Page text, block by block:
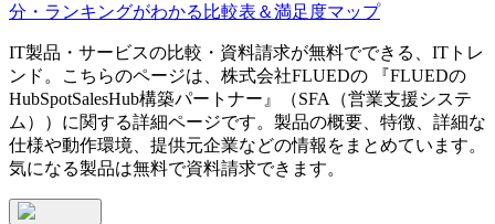
分・ランキングがわかる比較表＆満足度マップ
IT製品・サービスの比較・資料請求が無料でできる、ITトレ
ンド。こちらのページは、 株式会社FLUEDの 『FLUEDの
HubSpotSalesHub構築パートナー 』（SFA（営業支援システ
ム）
）に関する詳細ページです。製品の概要、特徴、詳細な
仕様や動作環境、提供元企業などの情報をまとめています。
気になる製品は無料で資料請求できます。